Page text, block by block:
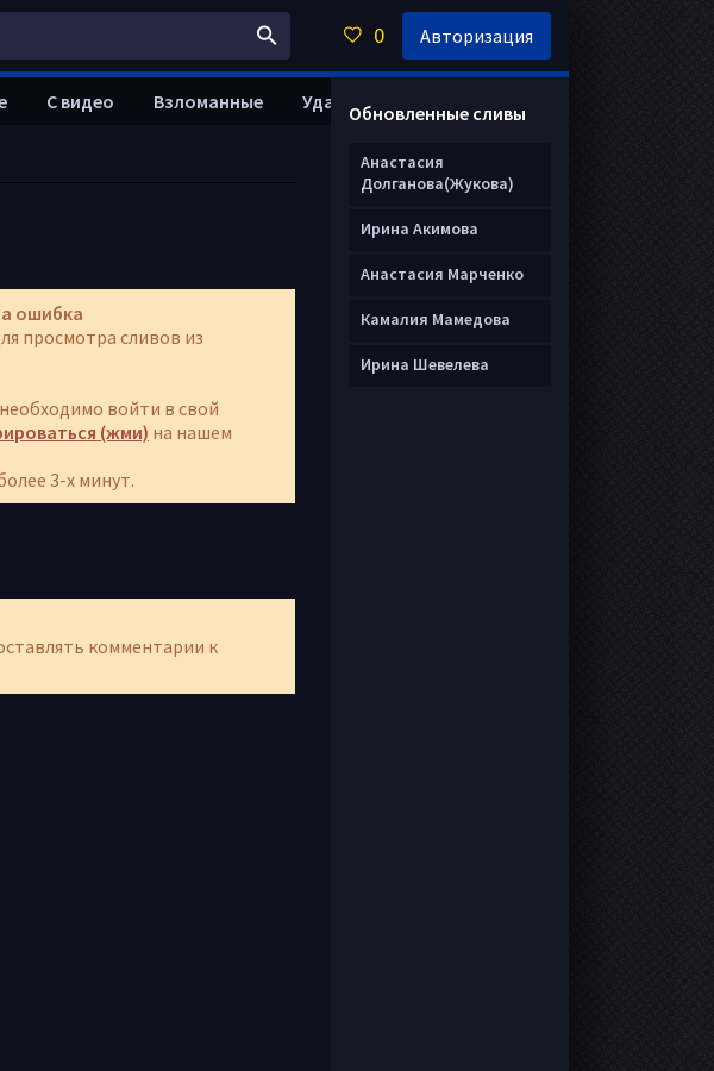
ошибка
просмотра сливов из
войти в свой
(жми) на нашем
3-х минут.
комментарии к
С видео Взломанные Удалить анкету
Обновленные сливы
Анастасия
Долганова(Жукова)
Ирина Акимова
Анастасия Марченко
Камалия Мамедова
Ирина Шевелева
0 Авторизация